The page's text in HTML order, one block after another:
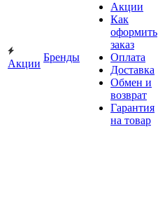
Акции
Бренды
Акции
Как
оформить
заказ
Оплата
Доставка
Обмен и
возврат
Гарантия
на товар